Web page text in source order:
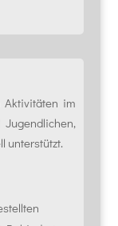
Aktivitäten im
unterstützt.